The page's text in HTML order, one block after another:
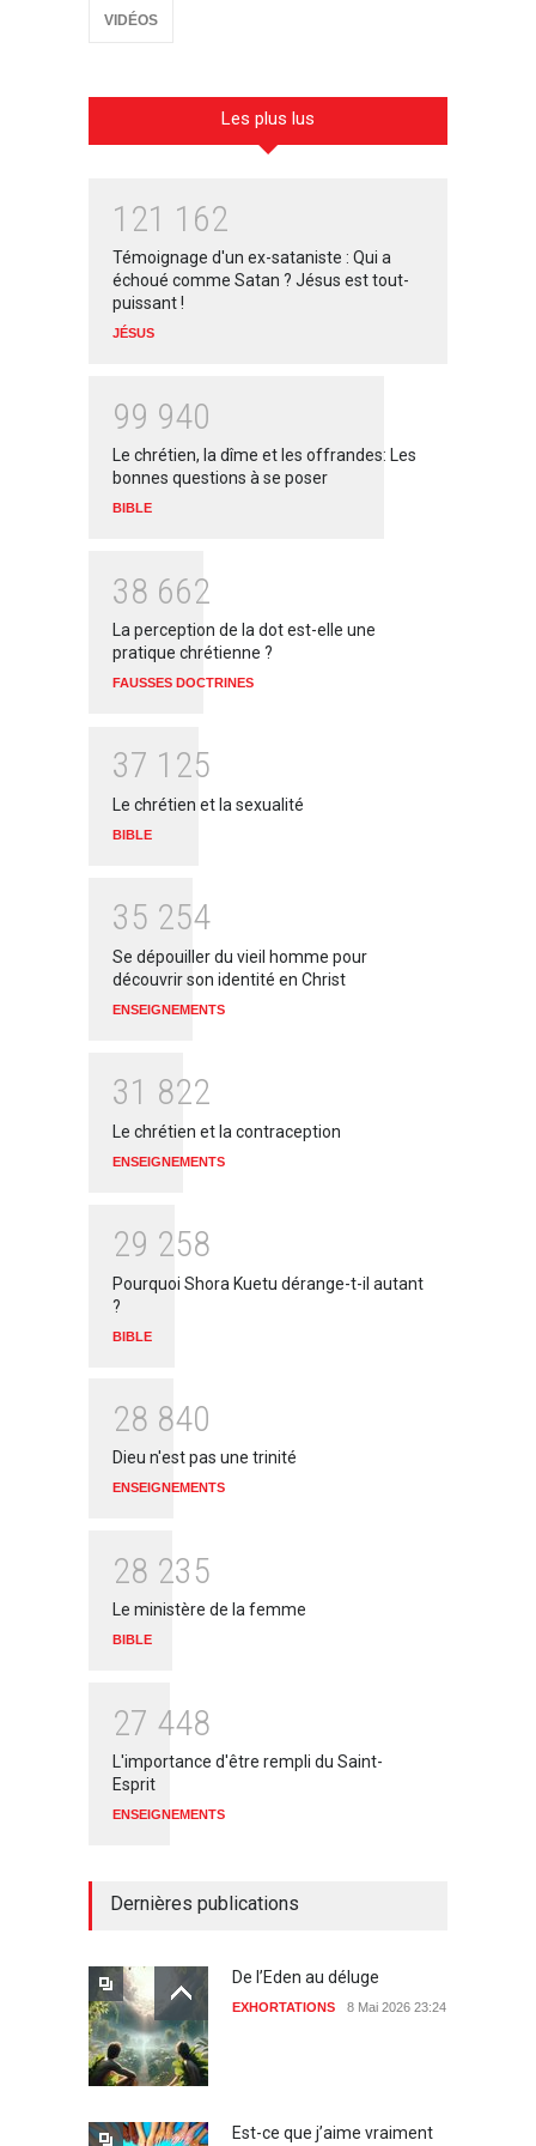
VIDÉOS
Les plus lus
1 21 1 62
Témoignage d'un ex-sataniste : Qui a
échoué comme Satan ? Jésus est tout-
puissant !
JÉSUS
99 940
Le chrétien, la dîme et les offrandes: Les
bonnes questions à se poser
BIBLE
38 662
La perception de la dot est-elle une
pratique chrétienne ?
FAUSSES DOCTRINES
37 1 25
Le chrétien et la sexualité
BIBLE
35 254
Se dépouiller du vieil homme pour
découvrir son identité en Christ
ENSEIGNEMENTS
31 822
Le chrétien et la contraception
ENSEIGNEMENTS
29 258
Pourquoi Shora Kuetu dérange-t-il autant
?
BIBLE
28 840
Dieu n'est pas une trinité
ENSEIGNEMENTS
28 235
Le ministère de la femme
BIBLE
27 448
L'importance d'être rempli du Saint-
Esprit
ENSEIGNEMENTS
Dernières publications
De l’Eden au déluge
EXHORTATIONS 8 Mai 2026 23:24
Est-ce que j’aime vraiment